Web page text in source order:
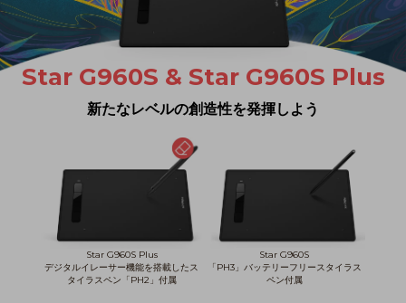
Star G960S & Star G960S Plus
新たなレベルの創造性を発揮しよう
Star G960S Plus
デジタルイレーサー機能を搭載したス
タイラスペン「PH2」付属
Star G960S
「PH3」バッテリーフリースタイラス
ペン付属